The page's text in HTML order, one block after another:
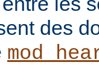
des